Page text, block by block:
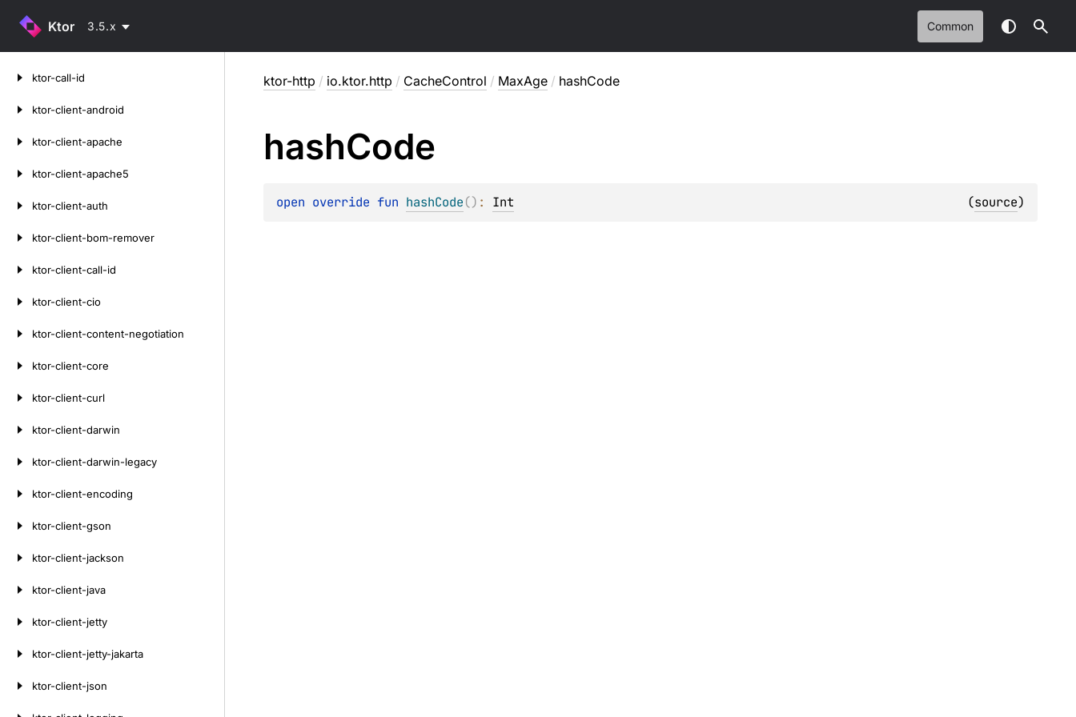
Ktor 3.5.x Common
ktor-call-id
ktor-client-android
ktor-client-apache
ktor-client-apache5
ktor-client-auth
ktor-client-bom-remover
ktor-client-call-id
ktor-client-cio
ktor-client-content-negotiation
ktor-client-core
ktor-client-curl
ktor-client-darwin
ktor-client-darwin-legacy
ktor-client-encoding
ktor-client-gson
ktor-client-jackson
ktor-client-java
ktor-client-jetty
ktor-client-jetty-jakarta
ktor-client-json
ktor-http / io.ktor.http / CacheControl / MaxAge / hashCode
hashCode
open override fun hashCode() : Int (source)